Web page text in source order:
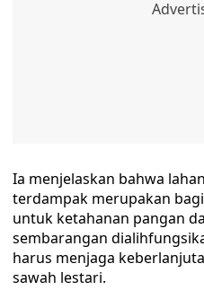
Ia menjelaskan bahwa
terdampak merupakan
untuk ketahanan pangan
sembarangan
harus menjaga
sawah lestari.